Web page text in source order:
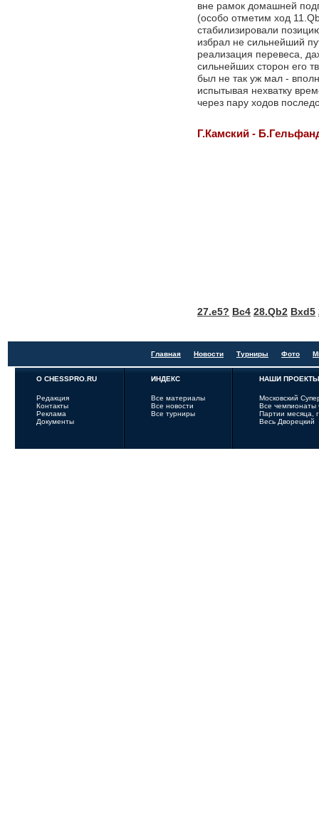
вне рамок домашней
(особо отметим ход
стабилизировали
избрал не сильнейший
реализация перевеса,
сильнейших сторон его
был не так уж мал -
испытывая нехватку
через пару ходов
Г.Камский -
27.e5? Bc4 28.Qb2 Bxd5
Главная Новости Турниры Фото
О CHESSPRO.RU
Редакция
Контакты
Реклама
Документы
ИНДЕКС
Все материалы
Все новости
Все турниры
НАШИ ПРОЕКТЫ
Московский
Все
Партии месяца,
Весь Дворецкий